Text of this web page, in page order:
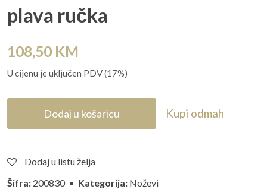
plava ručka
108,50 KM
U cijenu je uključen PDV (17%)
Dodaj u košaricu Kupi odmah
Dodaj u listu želja
Šifra: 200830 • Kategorija: Noževi